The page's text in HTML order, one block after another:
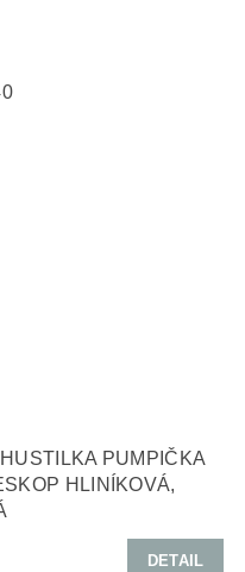
PUMPIČKA
HLINÍKOVÁ,
DETAIL